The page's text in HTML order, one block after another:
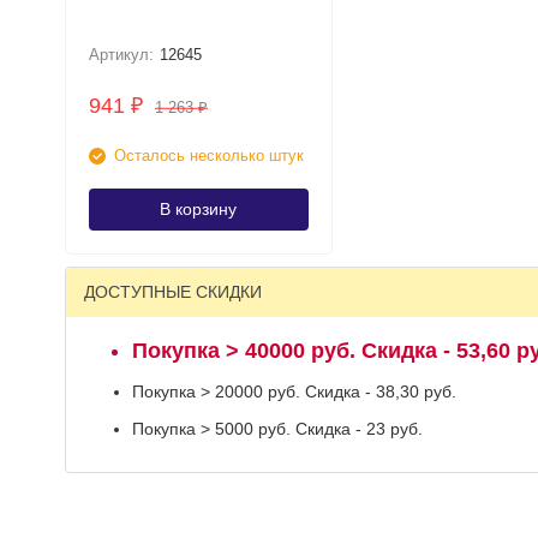
Артикул: 12645
941 ₽ 1 263₽
Осталось несколько штук
В корзину
ДОСТУПНЫЕ СКИДКИ
Покупка > 40000 руб. Скидка - 53,60
Покупка > 20000 руб. Скидка - 38,30 руб.
Покупка > 5000 руб. Скидка - 23 руб.